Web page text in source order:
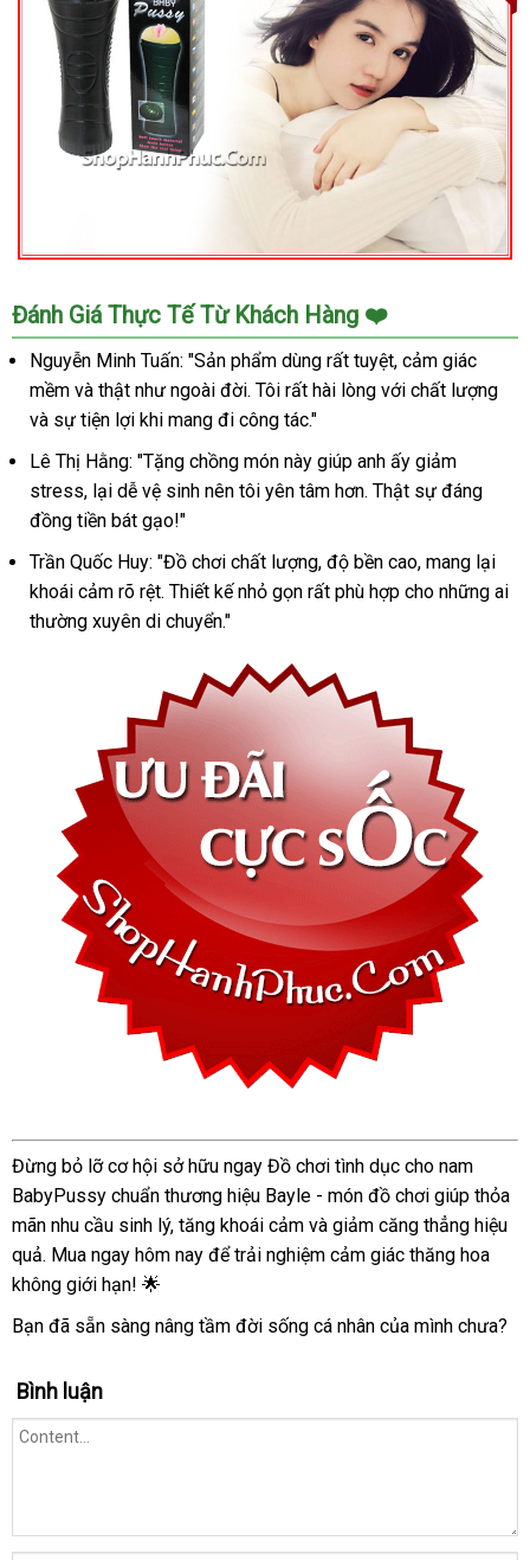
Đồ
Chơi
Tình
Dục
Nam
BabyPussy
Bayle
Chính
Hãng
Cao
Cấp
Đánh Giá Thực Tế Từ Khách Hàng ❤️
Nguyễn Minh Tuấn: "Sản phẩm dùng rất tuyệt, cảm giác
mềm và thật như ngoài đời. Tôi rất hài lòng với chất lượng
và sự tiện lợi khi mang đi công tác."
Lê Thị Hằng: "Tặng chồng món này giúp anh ấy giảm
stress, lại dễ vệ sinh nên tôi yên tâm hơn. Thật sự đáng
đồng tiền bát gạo!"
Trần Quốc Huy: "Đồ chơi chất lượng, độ bền cao, mang lại
khoái cảm rõ rệt. Thiết kế nhỏ gọn rất phù hợp cho những ai
thường xuyên di chuyển."
Đồ
Chơi
Tình
Dục
Nam
BabyPussy
Bayle
Chính
Cao
Cấp
Đừng bỏ lỡ cơ hội sở hữu ngay Đồ chơi tình dục cho nam
BabyPussy chuẩn thương hiệu Bayle - món đồ chơi giúp thỏa
mãn nhu cầu sinh lý, tăng khoái cảm và giảm căng thẳng hiệu
quả. Mua ngay hôm nay để trải nghiệm cảm giác thăng hoa
không giới hạn! 🌟
Bạn đã sẵn sàng nâng tầm đời sống cá nhân của mình chưa?
Bình luận